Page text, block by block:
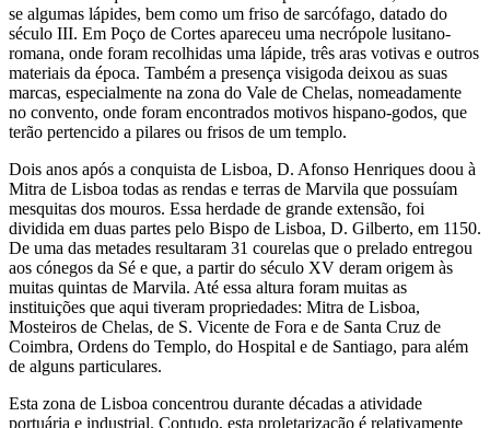
se algumas lápides, bem como um friso de sarcófago, datado do
século III. Em Poço de Cortes apareceu uma necrópole lusitano-
romana, onde foram recolhidas uma lápide, três aras votivas e outros
materiais da época. Também a presença visigoda deixou as suas
marcas, especialmente na zona do Vale de Chelas, nomeadamente
no convento, onde foram encontrados motivos hispano-godos, que
terão pertencido a pilares ou frisos de um templo.
Dois anos após a conquista de Lisboa, D. Afonso Henriques doou à
Mitra de Lisboa todas as rendas e terras de Marvila que possuíam
mesquitas dos mouros. Essa herdade de grande extensão, foi
dividida em duas partes pelo Bispo de Lisboa, D. Gilberto, em 1150.
De uma das metades resultaram 31 courelas que o prelado entregou
aos cónegos da Sé e que, a partir do século XV deram origem às
muitas quintas de Marvila. Até essa altura foram muitas as
instituições que aqui tiveram propriedades: Mitra de Lisboa,
Mosteiros de Chelas, de S. Vicente de Fora e de Santa Cruz de
Coimbra, Ordens do Templo, do Hospital e de Santiago, para além
de alguns particulares.
Esta zona de Lisboa concentrou durante décadas a atividade
portuária e industrial. Contudo, esta proletarização é relativamente